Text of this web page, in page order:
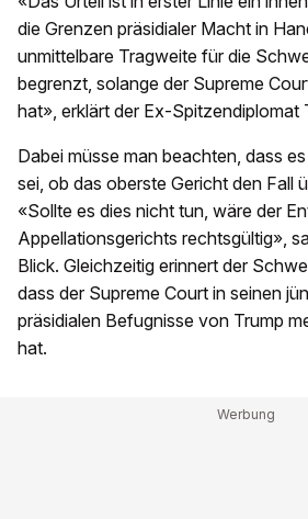
die Grenzen präsidialer Macht in
unmittelbare Tragweite für die
begrenzt, solange der Supreme
hat», erklärt der Ex-
Dabei müsse man beachten, dass
sei, ob das oberste Gericht den Fall
«Sollte es dies nicht tun, wäre der
Appellationsgerichts rechtsgültig»,
Blick. Gleichzeitig erinnert der
dass der Supreme Court in seinen
präsidialen Befugnisse von Trump
hat.